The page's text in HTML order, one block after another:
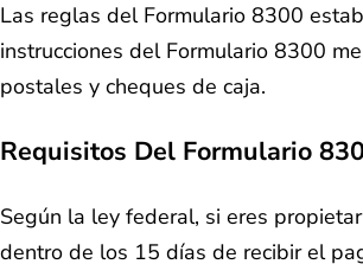
Las reglas del Formulario 8300
instrucciones del Formulario 8300
postales y cheques de caja.
Requisitos Del Formulario
Según la ley federal, si eres
dentro de los 15 días de recibir el